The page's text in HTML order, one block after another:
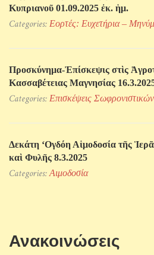
Κυπριανοῦ 01.09.2025 ἐκ. ἡμ.
Categories: Εορτές: Ευχετήρια –
Προσκύνηµα-Ἐπίσκεψις στὶς
Κασσαβέτειας Μαγνησίας
Categories: Επισκέψεις
Δεκάτη ‘Ογδόη Αἱμοδοσία τῆς
καὶ Φυλῆς 8.3.2025
Categories:Αιμοδοσία
Ανακοινώσεις